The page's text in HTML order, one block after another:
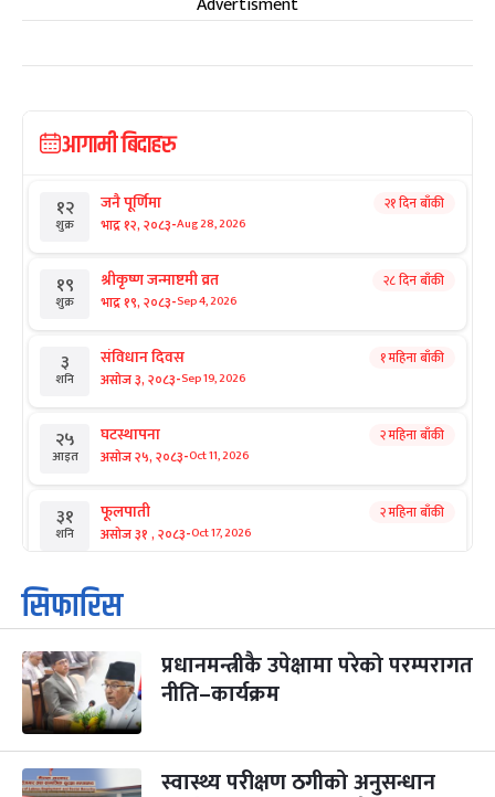
आगामी बिदाहरु
१२
शुक्र
जनै पूर्णिमा
भाद्र १२, २०८३-Aug 28, 2026
२१ दिन बाँकी
१९
शुक्र
श्रीकृष्ण जन्माष्टमी व्रत
भाद्र १९, २०८३-Sep 4, 2026
२८ दिन बाँकी
३
शनि
संविधान दिवस
असोज ३, २०८३-Sep 19, 2026
१ महिना बाँकी
२५
आइत
घटस्थापना
असोज २५, २०८३-Oct 11, 2026
२ महिना बाँकी
३१
शनि
फूलपाती
असोज ३१ , २०८३-Oct 17, 2026
२ महिना बाँकी
१
आइत
कार्तिक सङ्क्रान्ति
कार्तिक १, २०८३
३
मंगल
महानवमी
कार्तिक ३, २०८३-Oct 20, 2026
२ महिना बाँकी
४
बुध कार्तिक ४, २०८३ Oct 21, 2026
सिफारिस
प्रधानमन्त्रीकै उपेक्षामा परेको परम्परागत
नीति–कार्यक्रम
स्वास्थ्य परीक्षण ठगीको अनुसन्धान